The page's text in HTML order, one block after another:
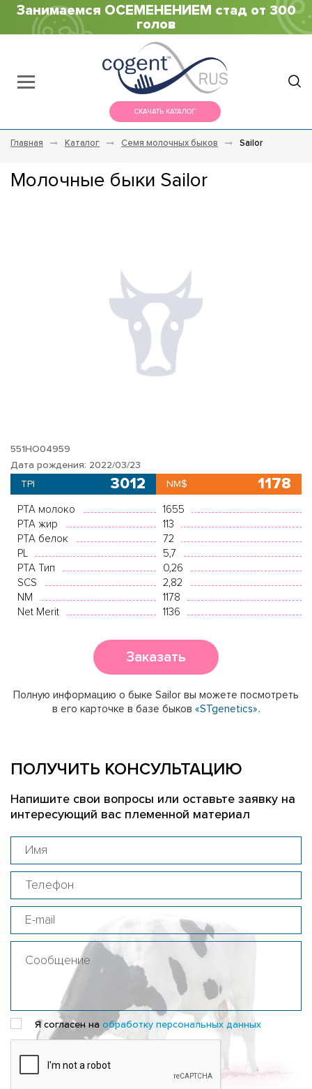
Занимаемся ОСЕМЕНЕНИЕМ стад от 300
голов
СКАЧАТЬ КАТАЛОГ
Главная Каталог Семя молочных быков Sailor
Молочные быки Sailor
551HO04959
Дата рождения: 2022/03/23
TPI
3012 NM$ 1178
PTA молоко
1655
PTA жир
113
PTA белок
72
PL
5,7
PTA Тип
0,26
SCS
2,82
NM
1178
Net Merit
1136
Заказать
Полную информацию о быке Sailor вы можете посмотреть
в его карточке в базе быков «STgenetics».
ПОЛУЧИТЬ КОНСУЛЬТАЦИЮ
Напишите свои вопросы или оставьте заявку на
интересующий вас племенной материал
Я согласен на обработку персональных данных